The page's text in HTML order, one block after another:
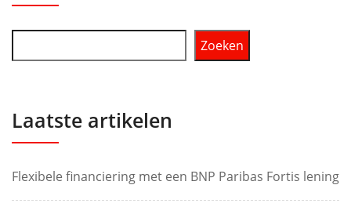
Zoeken
Laatste artikelen
Flexibele financiering met een BNP Paribas Fortis lening